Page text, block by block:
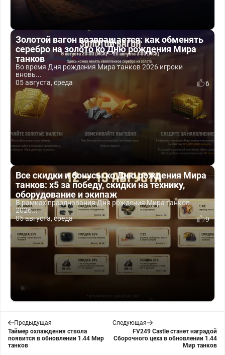
Золотой вагон возвращается: как обменять
серебро на золото ко Дню рождения Мира
танков
Во время Дня рождения Мира танков 2026 игроки
вновь...
05 августа, среда
6
Все скидки и бонусы ко Дню рождения Мира
танков: x5 за победу, скидки на технику,
оборудование и экипаж
В рамках празднования Дня рождения Мира танков
2026...
05 августа, среда
9
Предыдущая
Таймер охлаждения ствола
появится в обновлении 1.44 Мир
танков
Следующая
FV249 Castle станет наградой
Сборочного цеха в обновлении 1.44
Мир танков